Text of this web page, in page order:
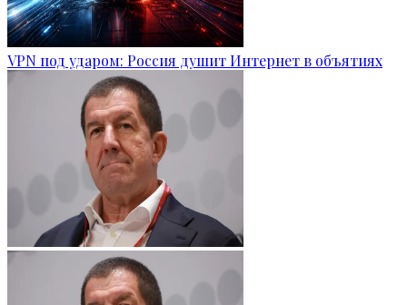
VPN под ударом: Россия душит Интернет в объятиях